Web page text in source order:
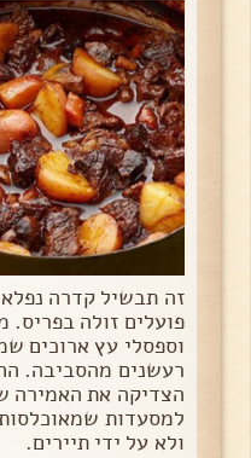
זה תבשיל קדרה
פועלים זולה
וספסלי עץ ארוכים
רעשנים מהסביבה.
הצדיקה את האמירה
למסעדות
ולא על ידי תיירים.